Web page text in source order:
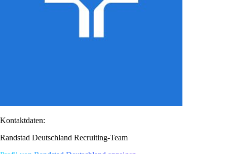
Kontaktdaten:
Randstad Deutschland Recruiting-Team